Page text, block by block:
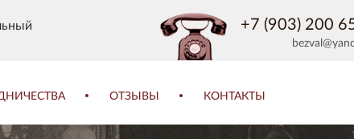
+7 (903) 200
ОТЗЫВЫ КОНТАКТЫ